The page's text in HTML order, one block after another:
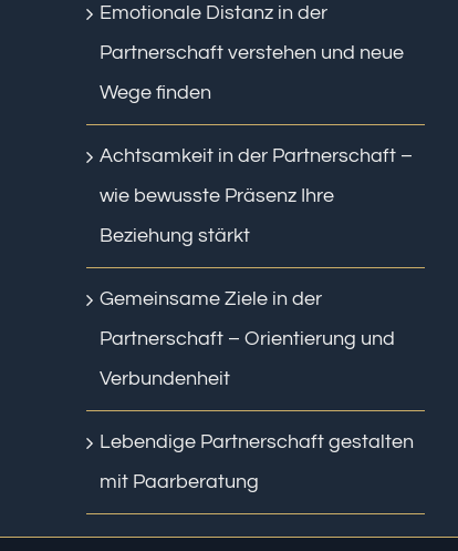
Emotionale Distanz in der
Partnerschaft verstehen und neue
Wege finden
Achtsamkeit in der Partnerschaft –
wie bewusste Präsenz Ihre
Beziehung stärkt
Gemeinsame Ziele in der
Partnerschaft – Orientierung und
Verbundenheit
Lebendige Partnerschaft gestalten
mit Paarberatung